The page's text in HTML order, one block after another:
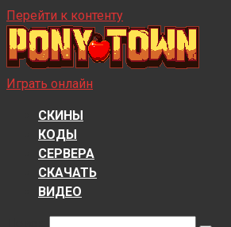
Перейти к контенту
Играть онлайн
СКИНЫ
КОДЫ
СЕРВЕРА
СКАЧАТЬ
ВИДЕО